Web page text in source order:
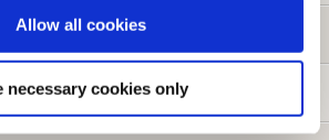
Allow all cookies
necessary cookies only